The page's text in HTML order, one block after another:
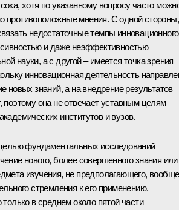
хотя по указанному вопросу часто
противоположные мнения. С одной стороны,
недостаточные темпы инновационного
и даже неэффективностью
науки, а с другой – имеется точка зрения
инновационная деятельность
новых знаний, а на внедрение результатов
поэтому она не отвечает уставным целям
институтов и вузов.
фундаментальных исследований
нового, более совершенного знания или
изучения, не предполагающего, вообще
стремления к его применению.
только в среднем около пятой части